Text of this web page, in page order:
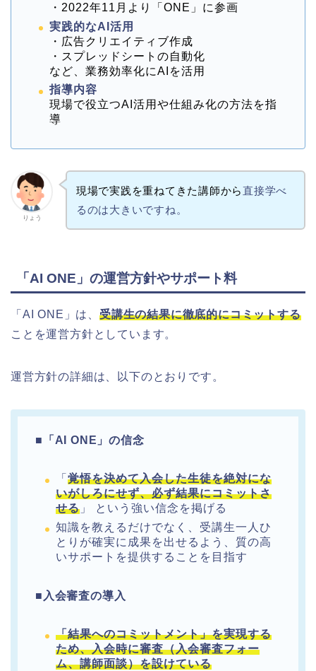
・2022年11月より「ONE」に参画
実践的なAI活用
・広告クリエイティブ作成
・スプレッドシートの自動化
など、業務効率化にAIを活用
指導内容
現場で役立つAI活用や仕組み化の方法を指
導
りょう
現場で実践を重ねてきた講師から直接学べ
るのは大きいですね。
「AI ONE」の運営方針やサポート料
「AI ONE」は、 受講生の結果に徹底的にコミットする
ことを運営方針としています。
運営方針の詳細は、以下のとおりです。
■ 「AI ONE」の信念
「 覚悟を決めて入会した生徒を絶対にな
いがしろにせず、必ず結果にコミットさ
せる 」
という強い信念を掲げる
知識を教えるだけでなく、受講生一人ひ
とりが確実に成果を出せるよう、質の高
いサポートを提供することを目指す
■ 入会審査の導入
「結果へのコミットメント」を実現する
ため、入会時に審査（入会審査フォー
ム、講師面談）を設けている